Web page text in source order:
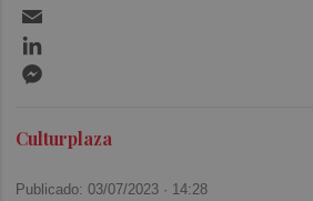
Culturplaza
Publicado: 03/07/2023 · 14:28